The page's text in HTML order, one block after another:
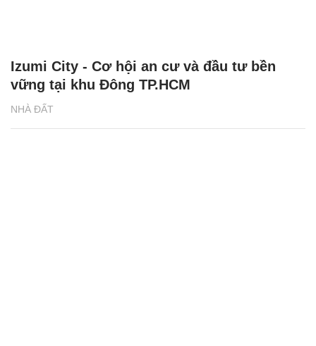
NHÀ ĐẤT
Izumi City - Cơ hội an cư và đầu tư bền
vững tại khu Đông TP.HCM